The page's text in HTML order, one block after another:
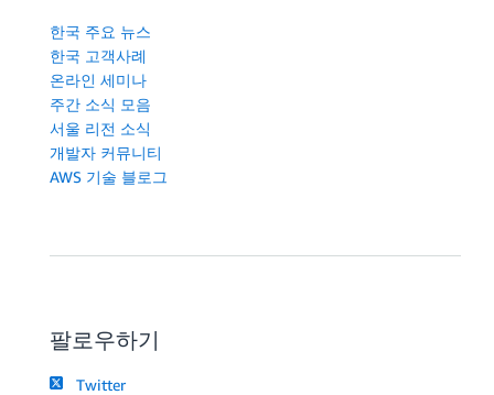
한국 주요 뉴스
한국 고객사례
온라인 세미나
주간 소식 모음
서울 리전 소식
개발자 커뮤니티
AWS 기술 블로그
팔로우하기
Twitter